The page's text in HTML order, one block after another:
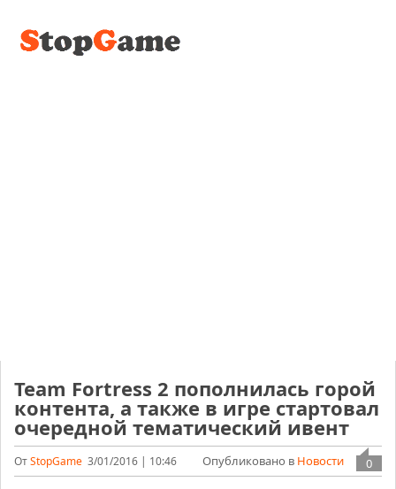
Team Fortress 2 пополнилась горой
контента, а также в игре стартовал
очередной тематический ивент
ОтStopGame 3/01/2016 | 10:46 0
Опубликовано в Новости